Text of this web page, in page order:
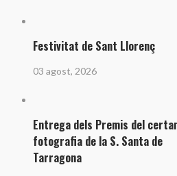
Festivitat de Sant Llorenç
03 agost, 2026
Entrega dels Premis del
fotografia de la S. Santa de
Tarragona